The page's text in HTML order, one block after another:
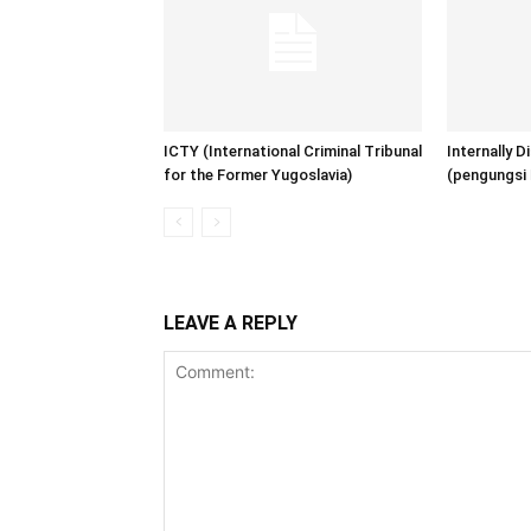
ICTY (International Criminal Tribunal
for the Former Yugoslavia)
Internally
(pengungsi
LEAVE A REPLY